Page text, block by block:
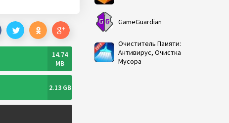
GameGuardian
Очиститель Памяти:
Антивирус, Очистка
Мусора
14.74
MB
2.13 GB